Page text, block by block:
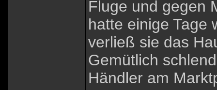
Fluge und gegen
hatte einige Tage
verließ sie das
Gemütlich
Händler am